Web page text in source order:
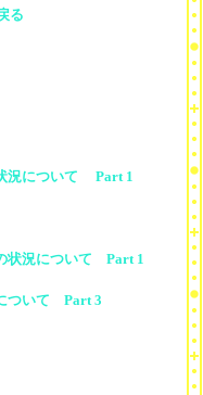
る
況について Part 1
状況について Part 1
ついて Part 3